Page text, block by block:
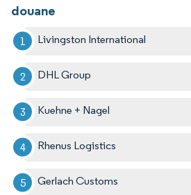
douane
Livingston International
DHL Group
Kuehne + Nagel
Rhenus Logistics
Gerlach Customs